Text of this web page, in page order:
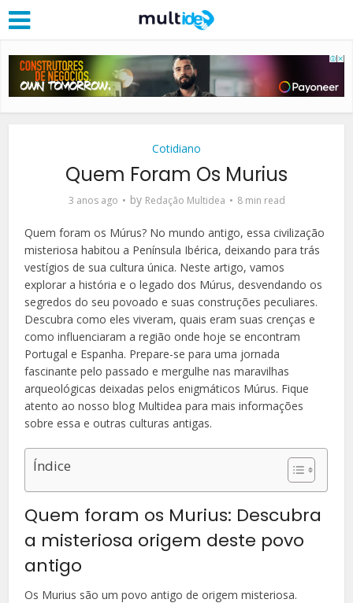
Cotidiano
Quem Foram Os Murius
3 anos ago by Redação Multidea 8 min read
Quem foram os Múrus? No mundo antigo, essa civilização
misteriosa habitou a Península Ibérica, deixando para trás
vestígios de sua cultura única. Neste artigo, vamos
explorar a história e o legado dos Múrus, desvendando os
segredos do seu povoado e suas construções peculiares.
Descubra como eles viveram, quais eram suas crenças e
como influenciaram a região onde hoje se encontram
Portugal e Espanha. Prepare-se para uma jornada
fascinante pelo passado e mergulhe nas maravilhas
arqueológicas deixadas pelos enigmáticos Múrus. Fique
atento ao nosso blog Multidea para mais informações
sobre essa e outras culturas antigas.
Índice
Quem foram os Murius: Descubra
a misteriosa origem deste povo
antigo
Os Murius são um povo antigo de origem misteriosa.